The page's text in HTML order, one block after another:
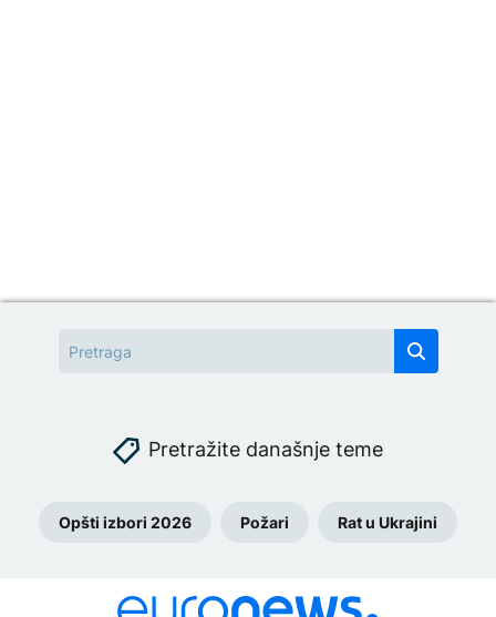
Pretražite današnje teme
Opšti izbori 2026 Požari Rat u Ukrajini